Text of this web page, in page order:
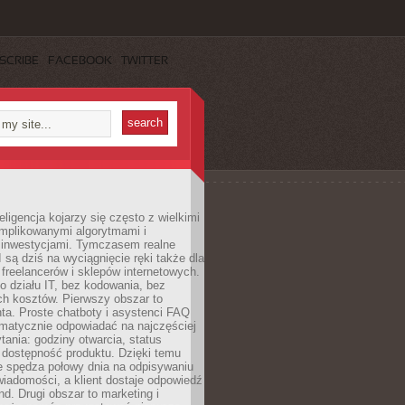
FACEBOOK TWITTER
kojarzy się często z wielkimi
algorytmami i
Tymczasem realne
są dziś na wyciągnięcie ręki także dla
freelancerów i sklepów internetowych.
działu IT, bez kodowania, bez
kosztów. Pierwszy obszar to
Proste chatboty i asystenci FAQ
odpowiadać na najczęściej
godziny otwarcia, status
produktu. Dzięki temu
spędza połowy dnia na odpisywaniu
a klient dostaje odpowiedź
Drugi obszar to marketing i